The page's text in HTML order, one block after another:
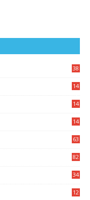
38
14
14
14
63
82
34
12